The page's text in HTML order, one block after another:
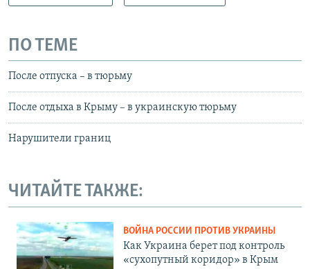
ПО ТЕМЕ
После отпуска – в тюрьму
После отдыха в Крыму – в украинскую тюрьму
Нарушители границ
ЧИТАЙТЕ ТАКЖЕ:
ВОЙНА РОССИИ ПРОТИВ УКРАИНЫ
Как Украина берет под контроль
«сухопутный коридор» в Крым